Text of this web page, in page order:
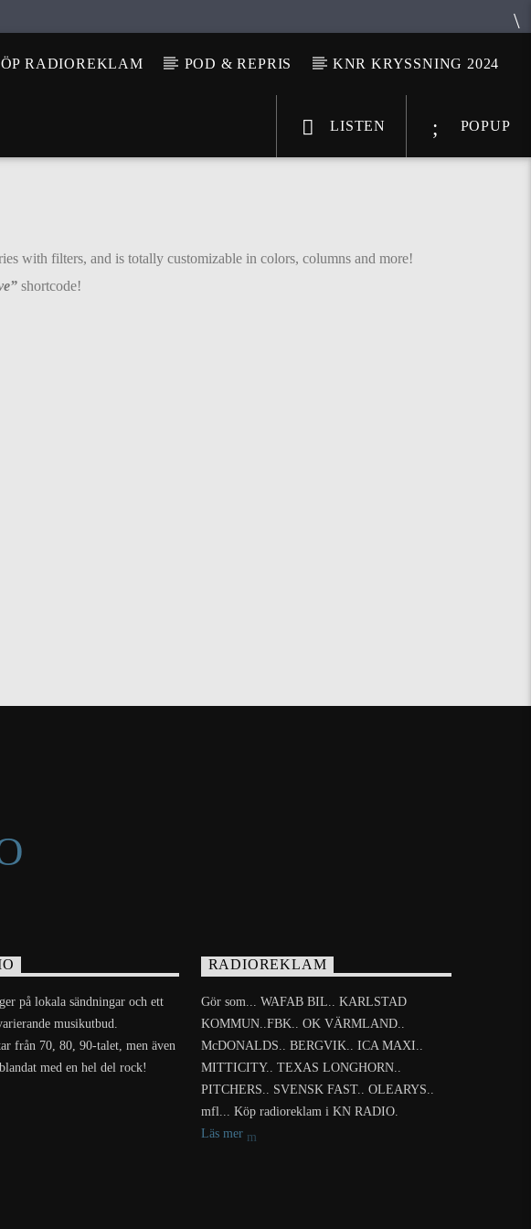
RADIOREKLAM POD & REPRIS KNR KRYSSNING 2024
POPUP
LISTEN
with filters, and is totally customizable in colors, columns and more!
shortcode!
på lokala sändningar och ett
musikutbud.
från 70, 80, 90-talet, men även
med en hel del rock!
RADIOREKLAM
Gör som... WAFAB BIL.. KARLSTAD
KOMMUN..FBK.. OK VÄRMLAND..
McDONALDS.. BERGVIK.. ICA MAXI..
MITTICITY.. TEXAS LONGHORN..
PITCHERS.. SVENSK FAST.. OLEARYS..
mfl... Köp radioreklam i KN RADIO.
Läs mer